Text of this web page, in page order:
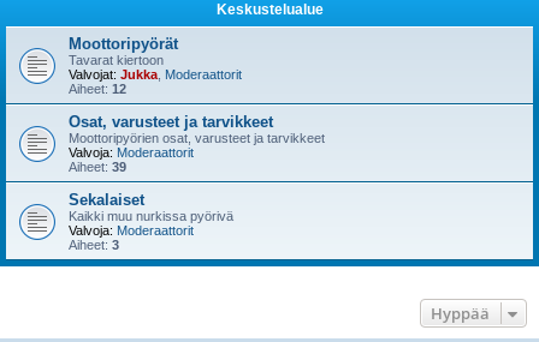
Keskustelualue
Moottoripyörät
Tavarat kiertoon
Valvojat: Jukka Moderaattorit
Aiheet: 12
Osat, varusteet ja tarvikkeet
Moottoripyörien osat, varusteet ja tarvikkeet
Valvoja: Moderaattorit
Aiheet: 39
Sekalaiset
Kaikki muu nurkissa pyörivä
Valvoja: Moderaattorit
Aiheet: 3
Hyppää